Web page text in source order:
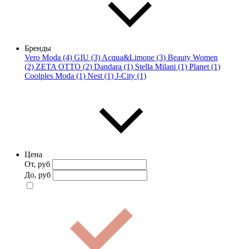
Бренды
Vero Moda (4) GIU (3) Acqua&Limone (3) Beauty Women
(2) ZETA OTTO (2) Dandara (1) Stella Milani (1) Planet (1)
Coolples Moda (1) Nest (1) J-City (1)
Цена
От, руб
До, руб